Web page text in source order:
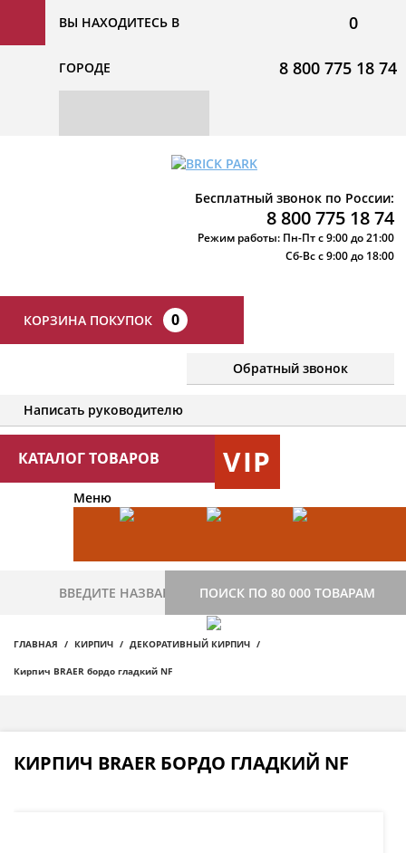
ВЫ НАХОДИТЕСЬ В
ГОРОДЕ
0
8 800 775 18 74
Бесплатный звонок по России:
8 800 775 18 74
Режим работы: Пн-Пт с 9:00 до 21:00
Сб-Вс с 9:00 до 18:00
КОРЗИНА ПОКУПОК 0
Обратный звонок
Написать руководителю
КАТАЛОГ ТОВАРОВ VIP
Меню
ПОИСК ПО 80 000 ТОВАРАМ
ГЛАВНАЯ КИРПИЧ ДЕКОРАТИВНЫЙ КИРПИЧ
Кирпич BRAER бордо гладкий NF
КИРПИЧ BRAER БОРДО ГЛАДКИЙ NF